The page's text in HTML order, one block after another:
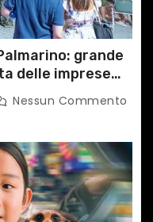
grande
delle imprese
Nessun Commento